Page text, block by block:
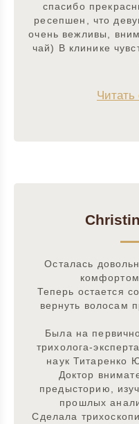
спасибо
ресепшен, что
очень вежливы,
чай) В клинике
Читать
Осталась
комфортом
Теперь остается
вернуть волосам
Была на
трихолога-
наук Титаренко
Доктор
предысторию,
прошлых
Сделала